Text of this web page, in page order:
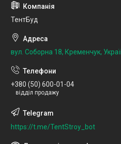
ТентБуд
вул. Соборна 18, Кременчук,
+380 (50) 600-01-04
відділ продажу
https://t.me/TentStroy_bot